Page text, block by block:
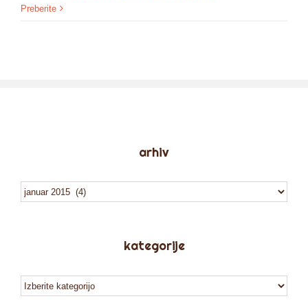
Preberite
arhiv
arhiv
kategorije
kategorije